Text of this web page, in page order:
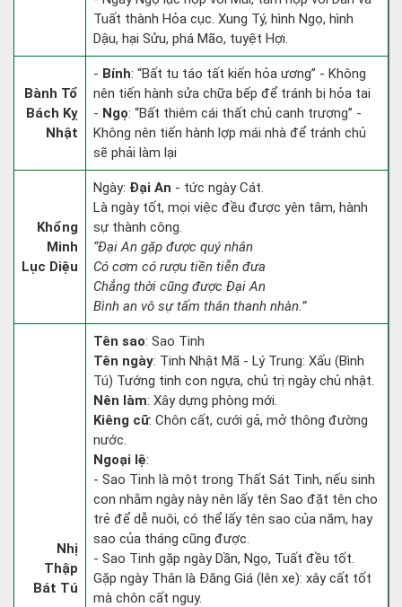
Tuất thành Hỏa cục. Xung Tý, hình Ngọ, hình
Dậu, hại Sửu, phá Mão, tuyệt Hợi.
Bành Tổ
Bách Kỵ
Nhật
- Bính: “Bất tu táo tất kiến hỏa ương” - Không
nên tiến hành sửa chữa bếp để tránh bị hỏa tai
- Ngọ: “Bất thiêm cái thất chủ canh trương” -
Không nên tiến hành lợp mái nhà để tránh chủ
sẽ phải làm lại
Khổng
Minh
Lục Diệu
Ngày: Đại An - tức ngày Cát.
Là ngày tốt, mọi việc đều được yên tâm, hành
sự thành công.
“Đại An gặp được quý nhân
Có cơm có rượu tiền tiễn đưa
Chẳng thời cũng được Đại An
Bình an vô sự tấm thân thanh nhàn.”
Nhị
Thập
Bát Tú
Tên sao: Sao Tinh
Tên ngày: Tinh Nhật Mã - Lý Trung: Xấu (Bình
Tú) Tướng tinh con ngựa, chủ trị ngày chủ nhật.
Nên làm: Xây dựng phòng mới.
Kiêng cữ: Chôn cất, cưới gả, mở thông đường
nước.
Ngoại lệ:
- Sao Tinh là một trong Thất Sát Tinh, nếu sinh
con nhằm ngày này nên lấy tên Sao đặt tên cho
trẻ để dễ nuôi, có thể lấy tên sao của năm, hay
sao của tháng cũng được.
- Sao Tinh gặp ngày Dần, Ngọ, Tuất đều tốt.
Gặp ngày Thân là Đăng Giá (lên xe): xây cất tốt
mà chôn cất nguy.